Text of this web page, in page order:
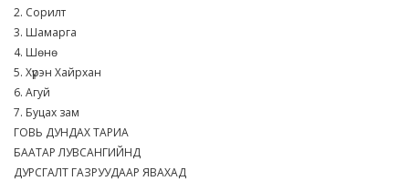
2. Сорилт
3. Шамарга
4. Шөнө
5. Хүрэн Хайрхан
6. Агуй
7. Буцах зам
ГОВЬ ДУНДАХ ТАРИА
БААТАР ЛУВСАНГИЙНД
ДУРСГАЛТ ГАЗРУУДААР ЯВАХАД